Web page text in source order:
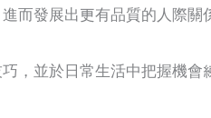
而發展出更有品質的人際關
，並於日常生活中把握機會